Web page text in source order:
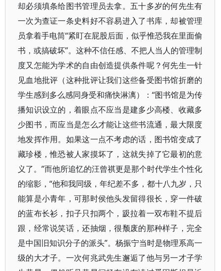
却必须填条给图书管理员去拿。五十多岁的何先生有
一次为查证一条史料好不容易进入了书库，却被管理
员拿着手电筒“紧盯在屁股后面，似乎惟恐我在里面偷
书，或搞破坏”。这种不信任感、不把人当人的管理制
度又怎能为学术的自由创造提供条件呢？何先生一针
见血地批评（这种批评让我们这些备受图书馆折磨的
学生感到多么感同身受和痛快淋漓）：“图书馆是为传
播知识设立的，着眼点不应当是建多少高楼、收藏多
少图书，而应当是怎么才能让这些书流通，最大限度
地发挥作用。如果这一点不考虑的话，图书馆变成了
藏珍楼，惟恐被人家摸坏了，这就失掉了它最初的意
义了。”而他所追忆的汪曾祺更是那个时代学生个性化
的缩影，“他和我同级，年纪差不多，都十八九岁，只
能算是小青年，可那时侯他头发留得很长，穿一件破
的蓝布长衫，扣子只扣两个，趿拉着一双布鞋不提后
跟，经常说笑话，还抽烟，很颓废的那种样子，完全
是中国旧知识分子的派头”。杨振宁当时是物理系高一
级的大才子。一次何兆武先生邂逅了他与另一才子学